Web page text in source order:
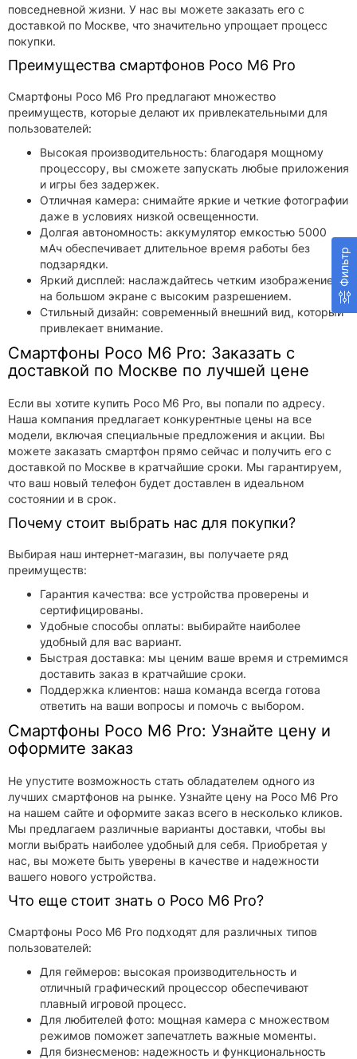
Фильтр
повседневной жизни. У нас вы можете заказать его с
доставкой по Москве, что значительно упрощает процесс
покупки.
Преимущества смартфонов Poco M6 Pro
Смартфоны Poco M6 Pro предлагают множество
преимуществ, которые делают их привлекательными для
пользователей:
Высокая производительность: благодаря мощному
процессору, вы сможете запускать любые приложения
и игры без задержек.
Отличная камера: снимайте яркие и четкие фотографии
даже в условиях низкой освещенности.
Долгая автономность: аккумулятор емкостью 5000
мАч обеспечивает длительное время работы без
подзарядки.
Яркий дисплей: наслаждайтесь четким изображением
на большом экране с высоким разрешением.
Стильный дизайн: современный внешний вид, который
привлекает внимание.
Смартфоны Poco M6 Pro: Заказать с
доставкой по Москве по лучшей цене
Если вы хотите купить Poco M6 Pro, вы попали по адресу.
Наша компания предлагает конкурентные цены на все
модели, включая специальные предложения и акции. Вы
можете заказать смартфон прямо сейчас и получить его с
доставкой по Москве в кратчайшие сроки. Мы гарантируем,
что ваш новый телефон будет доставлен в идеальном
состоянии и в срок.
Почему стоит выбрать нас для покупки?
Выбирая наш интернет-магазин, вы получаете ряд
преимуществ:
Гарантия качества: все устройства проверены и
сертифицированы.
Удобные способы оплаты: выбирайте наиболее
удобный для вас вариант.
Быстрая доставка: мы ценим ваше время и стремимся
доставить заказ в кратчайшие сроки.
Поддержка клиентов: наша команда всегда готова
ответить на ваши вопросы и помочь с выбором.
Смартфоны Poco M6 Pro: Узнайте цену и
оформите заказ
Не упустите возможность стать обладателем одного из
лучших смартфонов на рынке. Узнайте цену на Poco M6 Pro
на нашем сайте и оформите заказ всего в несколько кликов.
Мы предлагаем различные варианты доставки, чтобы вы
могли выбрать наиболее удобный для себя. Приобретая у
нас, вы можете быть уверены в качестве и надежности
вашего нового устройства.
Что еще стоит знать о Poco M6 Pro?
Смартфоны Poco M6 Pro подходят для различных типов
пользователей:
Для геймеров: высокая производительность и
отличный графический процессор обеспечивают
плавный игровой процесс.
Для любителей фото: мощная камера с множеством
режимов поможет запечатлеть важные моменты.
Для бизнесменов: надежность и функциональность